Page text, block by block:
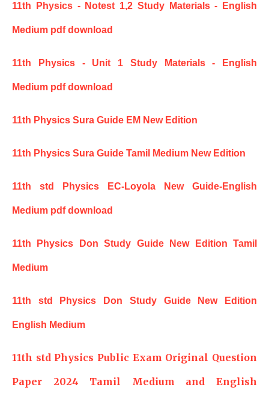
11th Physics - Notest 1,2 Study Materials - English
Medium pdf download
11th Physics - Unit 1 Study Materials - English
Medium pdf download
11th Physics Sura Guide EM New Edition
11th Physics Sura Guide Tamil Medium New Edition
11th std Physics EC-Loyola New Guide-English
Medium pdf download
11th Physics Don Study Guide New Edition Tamil
Medium
11th std Physics Don Study Guide New Edition
English Medium
11th std Physics Public Exam Original Question
Paper 2024 Tamil Medium and English